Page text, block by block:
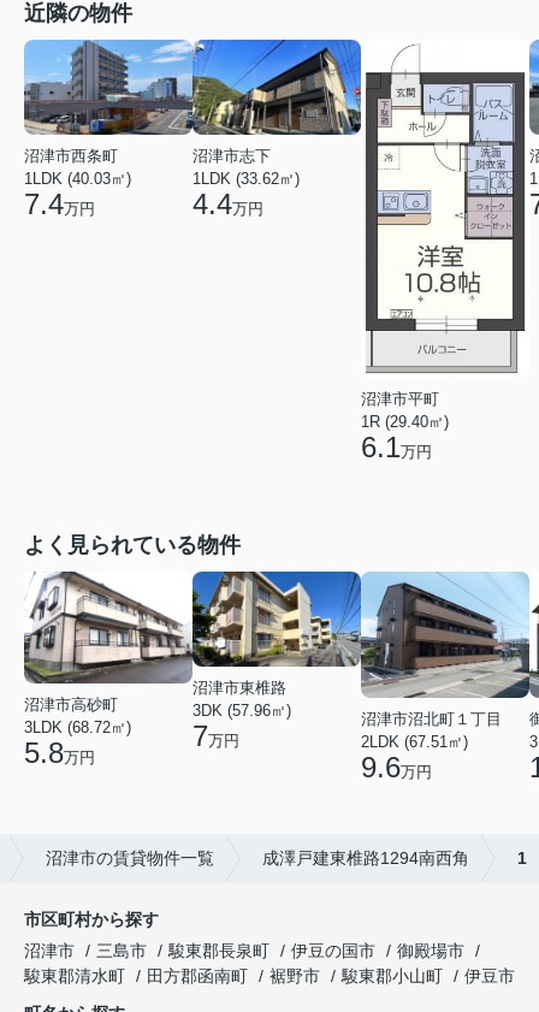
近隣の物件
沼津市西条町
1LDK (40.03㎡)
7.4万円
沼津市志下
1LDK (33.62㎡)
4.4万円
沼津市平町
1R (29.40㎡)
6.1万円
よく見られている物件
沼津市高砂町
3LDK (68.72㎡)
5.8万円
沼津市東椎路
3DK (57.96㎡)
7万円
沼津市沼北町１丁目
2LDK (67.51㎡)
9.6万円
沼津市の賃貸物件一覧 成澤戸建東椎路1294南西角 1
市区町村から探す
沼津市
三島市 駿東郡長泉町 伊豆の国市
御殿場市
駿東郡清水町
田方郡函南町 裾野市 駿東郡小山町
伊豆市